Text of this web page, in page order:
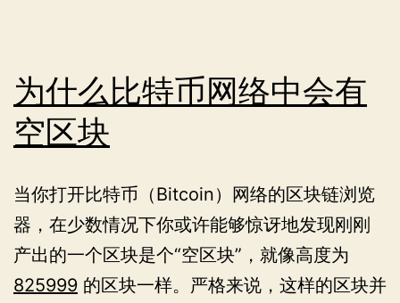
记
为什么比特币网络中会有
空区块
当你打开比特币（Bitcoin）网络的区块链浏览
器，在少数情况下你或许能够惊讶地发现刚刚
产出的一个区块是个“空区块”，就像高度为
825999 的区块一样。严格来说，这样的区块并